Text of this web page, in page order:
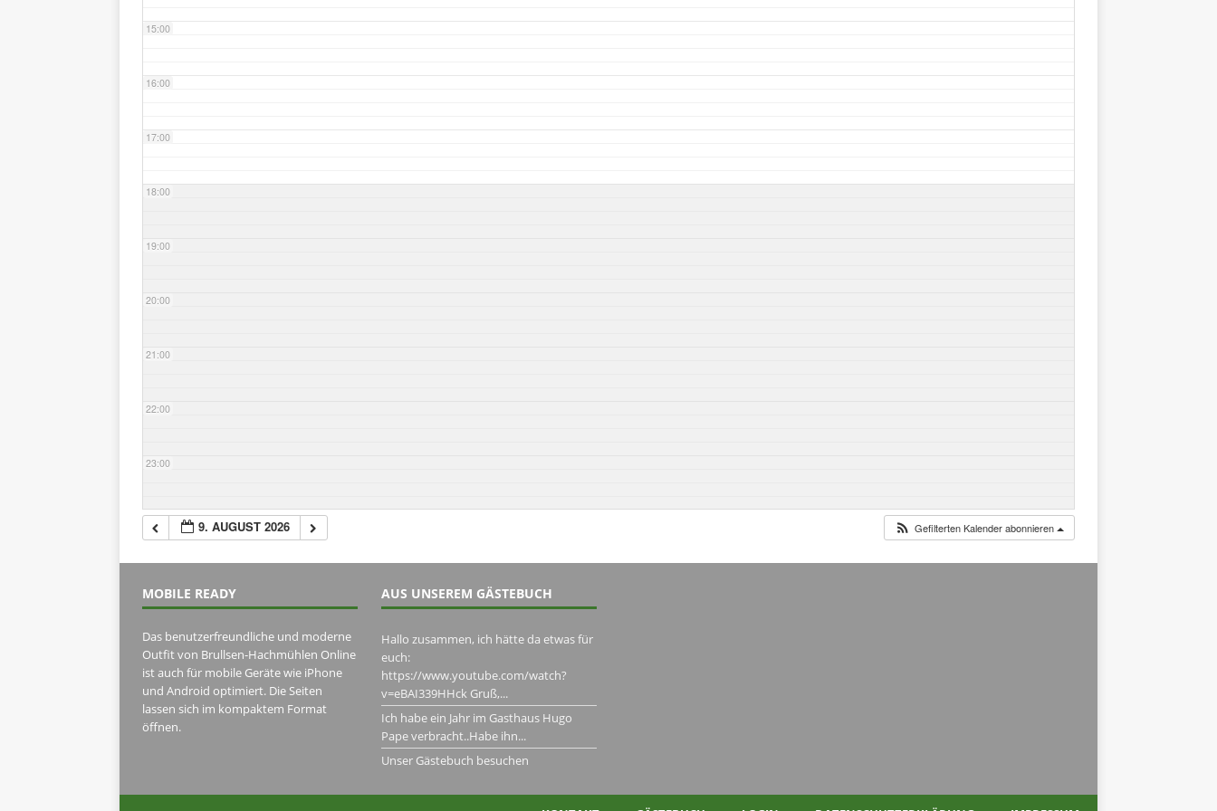
15:00
16:00
17:00
18:00
19:00
20:00
21:00
22:00
23:00
9. AUGUST 2026 Gefilterten Kalender abonnieren
MOBILE READY
Das benutzerfreundliche und moderne
Outfit von Brullsen-Hachmühlen Online
ist auch für mobile Geräte wie iPhone
und Android optimiert. Die Seiten
lassen sich im kompaktem Format
öffnen.
AUS UNSEREM GÄSTEBUCH
Hallo zusammen, ich hätte da etwas für
euch:
https://www.youtube.com/watch?
v=eBAI339HHck Gruß,...
Ich habe ein Jahr im Gasthaus Hugo
Pape verbracht..Habe ihn...
Unser Gästebuch besuchen